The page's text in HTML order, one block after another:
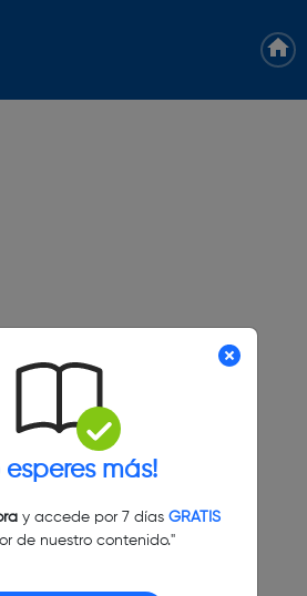
esperes más!
y accede por 7 días GRATIS
de nuestro contenido."